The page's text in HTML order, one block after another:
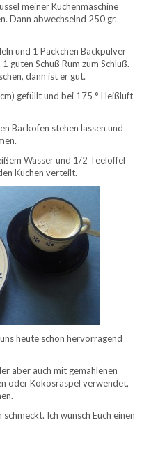
meiner Küchenmaschine
Dann abwechselnd 250 gr.
und 1 Päckchen Backpulver
guten Schuß Rum zum Schluß.
dann ist er gut.
gefüllt und bei 175 ° Heißluft
Backofen stehen lassen und
Wasser und 1/2 Teelöffel
Kuchen verteilt.
heute schon hervorragend
aber auch mit gemahlenen
oder Kokosraspel verwendet,
Ich wünsch Euch einen